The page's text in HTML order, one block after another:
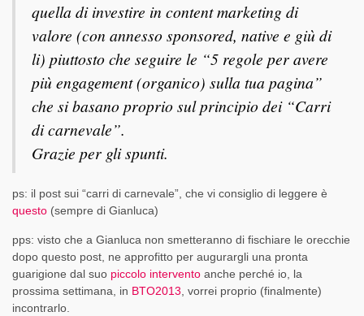
quella di investire in content marketing di
valore (con annesso sponsored, native e giù di
li) piuttosto che seguire le “5 regole per avere
più engagement (organico) sulla tua pagina”
che si basano proprio sul principio dei “Carri
di carnevale”.
Grazie per gli spunti.
ps: il post sui “carri di carnevale”, che vi consiglio di leggere è
questo (sempre di Gianluca)
pps: visto che a Gianluca non smetteranno di fischiare le orecchie
dopo questo post, ne approfitto per augurargli una pronta
guarigione dal suo piccolo intervento anche perché io, la
prossima settimana, in BTO2013 , vorrei proprio (finalmente)
incontrarlo.